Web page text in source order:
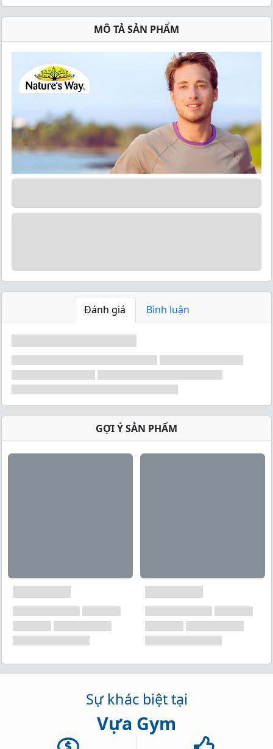
MÔ TẢ SẢN PHẨM
Đánh giá Bình luận
GỢI Ý SẢN PHẨM
Sự khác biệt tại
Vựa Gym